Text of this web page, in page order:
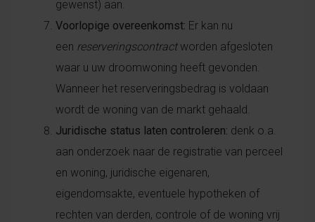
gewenst) aan.
Voorlopige overeenkomst: Er kan nu
een reserveringscontractworden afgesloten
waar u uw droomwoning heeft gevonden.
Wanneer het reserveringsbedrag is voldaan
wordt de woning van de markt gehaald.
Juridische status laten controleren: denk o.a.
aan onderzoek naar de registratie van perceel
en woning, juridische eigenaren,
eigendomsakte, eventuele hypotheken of
rechten van derden, controle of de woning vrij